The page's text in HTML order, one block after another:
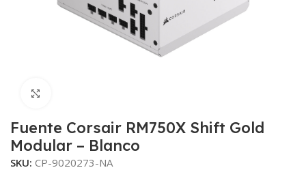
Fuente Corsair RM750X Shift Gold
Modular – Blanco
SKU: CP-9020273-NA